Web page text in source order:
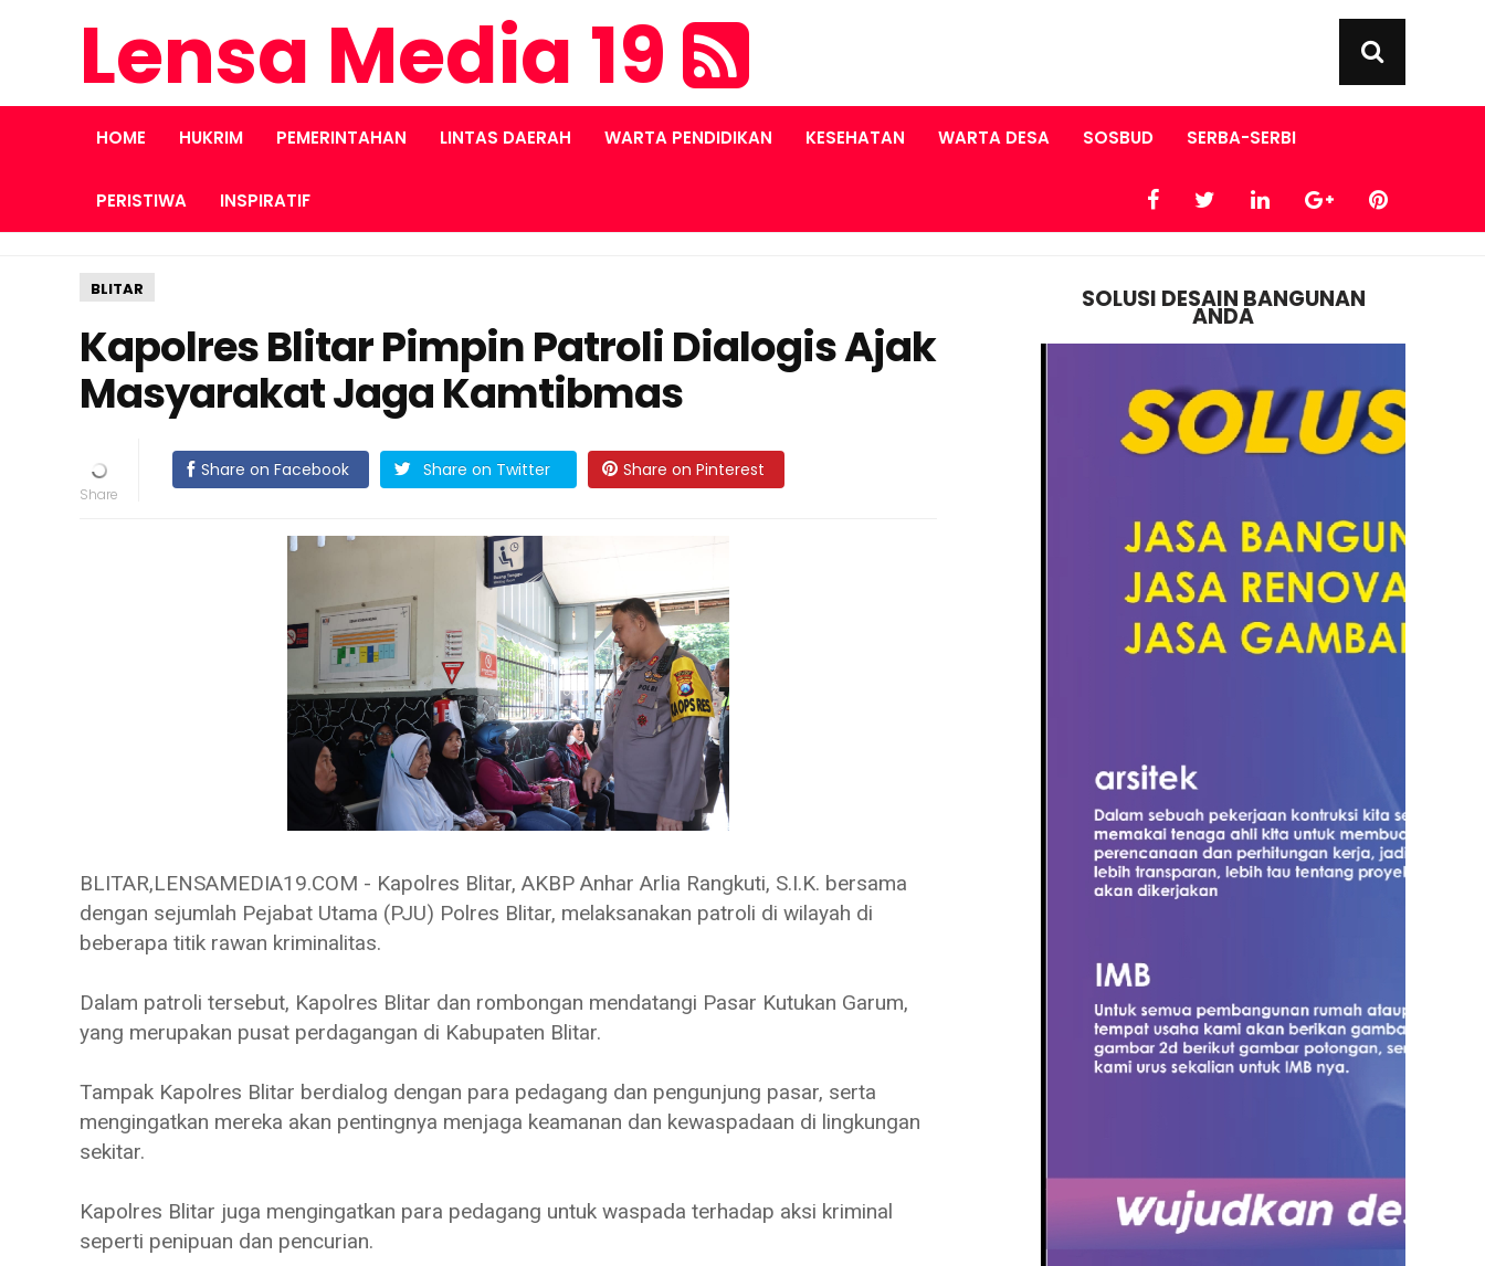
Lensa Media 19
HOME HUKRIM PEMERINTAHAN LINTAS DAERAH WARTA PENDIDIKAN KESEHATAN WARTA DESA SOSBUD SERBA-SERBI
PERISTIWA INSPIRATIF
BLITAR
Kapolres Blitar Pimpin Patroli Dialogis Ajak
Masyarakat Jaga Kamtibmas
Share on Facebook Share on Twitter Share on Pinterest
BLITAR,LENSAMEDIA19.COM - Kapolres Blitar, AKBP Anhar Arlia Rangkuti, S.I.K. bersama
dengan sejumlah Pejabat Utama (PJU) Polres Blitar, melaksanakan patroli di wilayah di
beberapa titik rawan kriminalitas.
Dalam patroli tersebut, Kapolres Blitar dan rombongan mendatangi Pasar Kutukan Garum,
yang merupakan pusat perdagangan di Kabupaten Blitar.
Tampak Kapolres Blitar berdialog dengan para pedagang dan pengunjung pasar, serta
mengingatkan mereka akan pentingnya menjaga keamanan dan kewaspadaan di lingkungan
sekitar.
Kapolres Blitar juga mengingatkan para pedagang untuk waspada terhadap aksi kriminal
seperti penipuan dan pencurian.
SOLUSI DESAIN BANGUNAN
ANDA